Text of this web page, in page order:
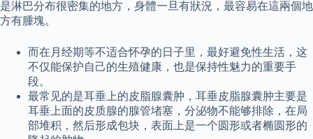
是淋巴分布很密集的地方，身體一旦有狀況，最容易在這兩個地
方有腫塊。
而在月经期等不适合怀孕的日子里，最好避免性生活，这
不仅能保护自己的生殖健康，也是保持性魅力的重要手
段。
最常见的是耳垂上的皮脂腺囊肿，耳垂皮脂腺囊肿主要是
耳垂上面的皮质腺的腺管堵塞，分泌物不能够排除，在局
部堆积，然后形成包块，表面上是一个圆形或者椭圆形的